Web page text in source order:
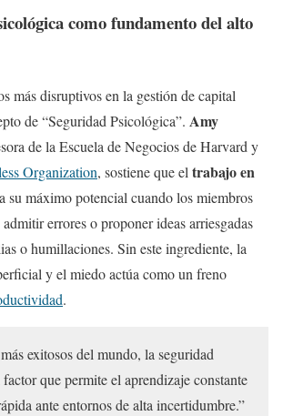
como fundamento del alto
más disruptivos en la gestión de capital
de “Seguridad Psicológica”. Amy
de la Escuela de Negocios de Harvard y
Organization, sostiene que eltrabajo en
su máximo potencial cuando los miembros
errores o proponer ideas arriesgadas
o humillaciones. Sin este ingrediente, la
y el miedo actúa como un freno
.
exitosos del mundo, la seguridad
que permite el aprendizaje constante
ante entornos de alta incertidumbre.”